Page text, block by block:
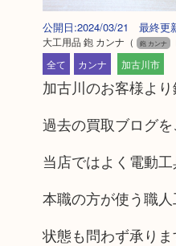
公開日:2024/03/21 最終更
大工用品 鉋 カンナ （ 鉋 カンナ
全て
カンナ 加古川市
加古川のお客様よ
過去の買取ブログ
当店ではよく電動
本職の方が使う職
状態も問わず承り